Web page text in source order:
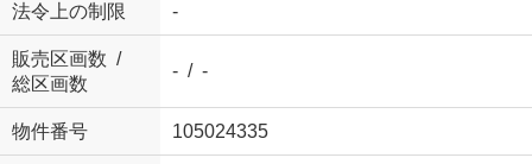
法令上の制限 -
販売区画数 /
総区画数
- / -
物件番号 105024335